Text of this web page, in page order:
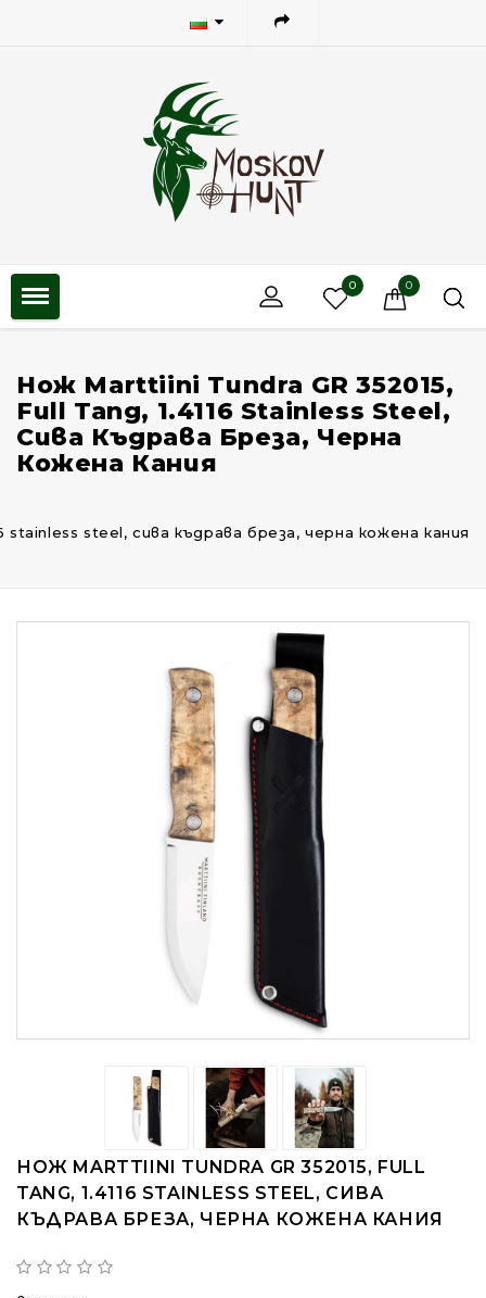
0 0
Нож Marttiini Tundra GR 352015,
Full Tang, 1.4116 Stainless Steel,
Сива Къдрава Бреза, Черна
Кожена Кания
stainless steel, сива къдрава бреза, черна кожена кания
НОЖ MARTTIINI TUNDRA GR 352015, FULL
TANG, 1.4116 STAINLESS STEEL, СИВА
КЪДРАВА БРЕЗА, ЧЕРНА КОЖЕНА КАНИЯ